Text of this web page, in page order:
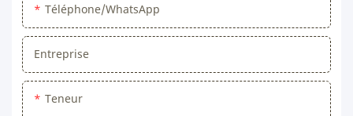
Téléphone/WhatsApp
Entreprise
Teneur